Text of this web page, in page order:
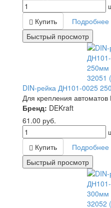
Купить
Подробнее
Быстрый просмотр
DIN-рейка ДН101-0025
Для крепления
Бренд: DEKraft
61.00 руб.
Купить
Подробнее
Быстрый просмотр